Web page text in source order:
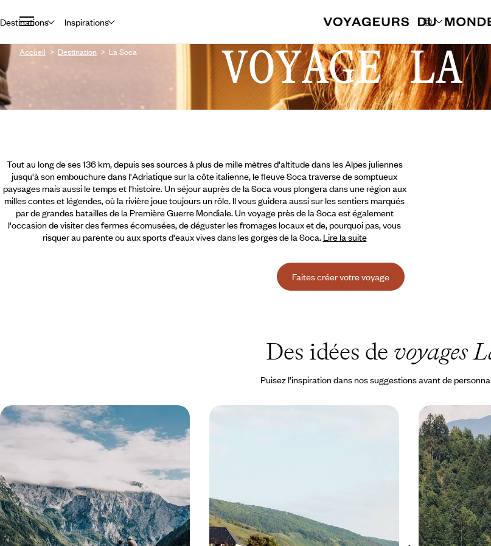
Destinations Inspirations
Accueil Destination La Soca VOYAGE LA
Tout au long de ses 136 km, depuis ses sources à plus de mille mètres d'altitude dans les Alpes juliennes
jusqu'à son embouchure dans l'Adriatique sur la côte italienne, le fleuve Soca traverse de somptueux
paysages mais aussi le temps et l'histoire. Un séjour auprès de la Soca vous plongera dans une région aux
milles contes et légendes, où la rivière joue toujours un rôle. Il vous guidera aussi sur les sentiers marqués
par de grandes batailles de la Première Guerre Mondiale. Un voyage près de la Soca est également
l'occasion de visiter des fermes écomusées, de déguster les fromages locaux et de,pourquoi pas, vous
risquer au parente ou aux sports d'eaux vives dans les gorges de la Soca. Lire la suite
Faites créer votre voyage
Des idées de voyages
Puisez l’inspiration dans nos suggestions avant de
Des vignes, des vagues et des
montagnes - La Slovénie nature et
en belles adresses
Ljubljana ; faire escale dans des établissements
raffinés
10 jours, de CHF 2400 à CHF 3300 20 jours, de CHF 2600 à CHF 3500
Balkans
Bosnie et
Un road-trip à
naturels, avec
s’imprégner des
22 jours, de CHF